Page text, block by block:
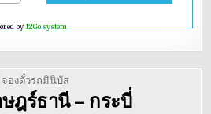
by12Go system
POSTED
IN
จองตั๋วรถมินิบัส
ฎร์ธานี – กระบี่